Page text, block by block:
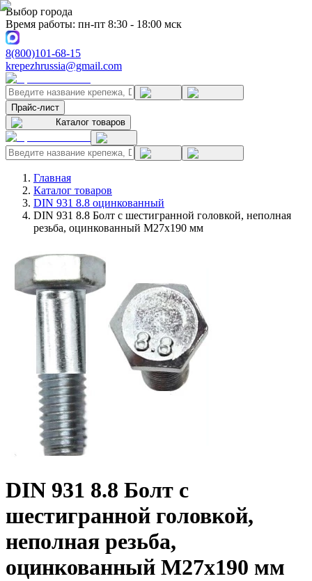
Выбор города
Время работы: пн-пт 8:30 - 18:00 мск
8(800)101-68-15
krepezhrussia@gmail.com
Прайс-лист
Каталог товаров
Главная
Каталог товаров
DIN 931 8.8 оцинкованный
DIN 931 8.8 Болт с шестигранной головкой, неполная
резьба, оцинкованный M27x190 мм
DIN 931 8.8 Болт с
шестигранной головкой,
неполная резьба,
оцинкованный M27x190 мм